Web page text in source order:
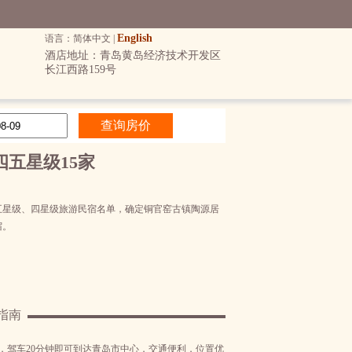
语言：简体中文 | English
酒店地址：青岛黄岛经济技术开发区
长江西路159号
五星级15家
级、四星级旅游民宿名单，确定铜官窑古镇陶源居
南
驾车20分钟即可到达青岛市中心，交通便利，位置优